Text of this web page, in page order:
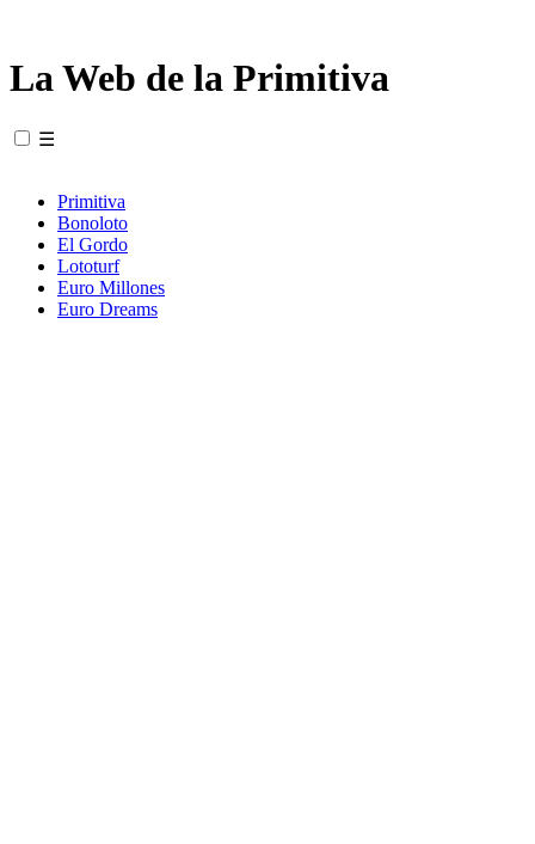
La Web de la Primitiva
☰
Primitiva
Bonoloto
El Gordo
Lototurf
Euro Millones
Euro Dreams